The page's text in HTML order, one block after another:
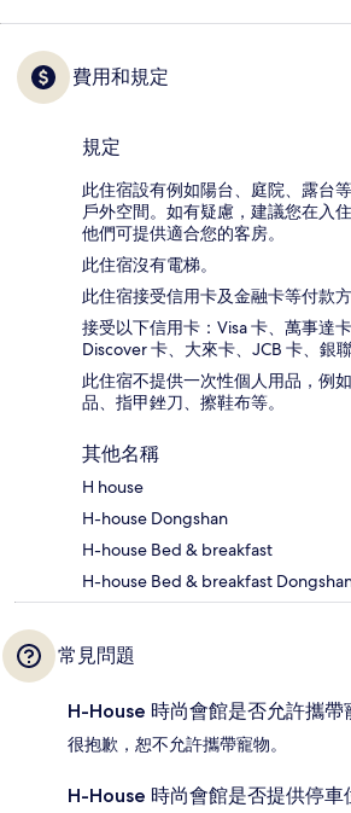
費用和規定
規定
此住宿設有例如陽台、庭院、露台
戶外空間。如有疑慮，建議您在入
他們可提供適合您的客房。
此住宿沒有電梯。
此住宿接受信用卡及金融卡等付款
接受以下信用卡：Visa 卡、萬事達
Discover 卡、大來卡、JCB 卡、銀
此住宿不提供一次性個人用品，例
品、指甲銼刀、擦鞋布等。
其他名稱
H house
H-house Dongshan
H-house Bed & breakfast
H-house Bed & breakfast
常見問題
H-House 時尚會館是否允許攜帶
很抱歉，恕不允許攜帶寵物。
H-House 時尚會館是否提供停車